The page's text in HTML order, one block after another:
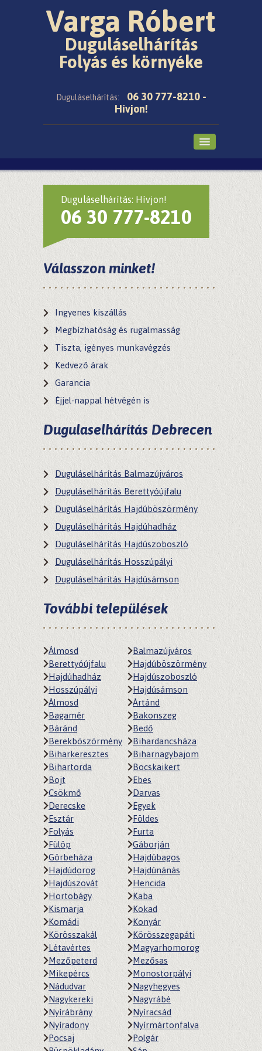
Varga Róbert
Duguláselhárítás
Folyás és környéke
Duguláselhárítás:
06 30 777-8210 -
Hívjon!
Főoldal
Árak
Duguláselhárítás: Hívjon!
06 30 777-8210
Válasszon minket!
Ingyenes kiszállás
Megbízhatóság és rugalmasság
Tiszta, igényes munkavégzés
Kedvező árak
Garancia
Éjjel-nappal hétvégén is
Dugulaselhárítás Debrecen
Duguláselhárítás Balmazújváros
Duguláselhárítás Berettyóújfalu
Duguláselhárítás Hajdúböszörmény
Duguláselhárítás Hajdúhadház
Duguláselhárítás Hajdúszoboszló
Duguláselhárítás Hosszúpályi
Duguláselhárítás Hajdúsámson
További települések
Álmosd
Balmazújváros
Berettyóújfalu
Hajdúböszörmény
Hajdúhadház
Hajdúszoboszló
Hosszúpályi
Hajdúsámson
Álmosd
Ártánd
Bagamér
Bakonszeg
Báránd
Bedő
Berekböszörmény
Bihardancsháza
Biharkeresztes
Biharnagybajom
Bihartorda
Bocskaikert
Bojt
Ebes
Csökmő
Darvas
Derecske
Egyek
Esztár
Földes
Folyás
Furta
Fülöp
Gáborján
Görbeháza
Hajdúbagos
Hajdúdorog
Hajdúnánás
Hajdúszovát
Hencida
Hortobágy
Kaba
Kismarja
Kokad
Komádi
Konyár
Körösszakál
Körösszegapáti
Létavértes
Magyarhomorog
Mezőpeterd
Mezősas
Mikepércs
Monostorpályi
Nádudvar
Nagyhegyes
Nagykereki
Nagyrábé
Nyírábrány
Nyíracsád
Nyíradony
Nyírmártonfalva
Pocsaj
Polgár